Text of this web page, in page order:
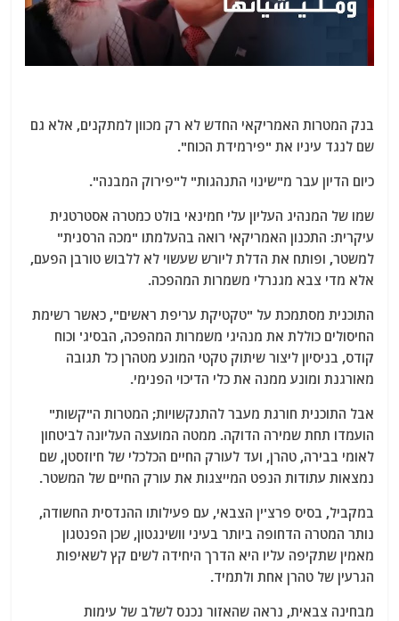
בנק המטרות האמריקאי החדש לא רק מכוון למתקנים, אלא גם
שם לנגד עיניו את "פירמידת הכוח".
כיום הדיון עבר מ"שינוי התנהגות" ל"פירוק המבנה".
שמו של המנהיג העליון עלי חמינאי בולט כמטרה אסטרטגית
עיקרית: התכנון האמריקאי רואה בהעלמתו "מכה הרסנית"
למשטר, ופותח את הדלת ליורש שעשוי לא ללבוש טורבן הפעם,
אלא מדי צבא מגנרלי משמרות המהפכה.
התוכנית מסתמכת על "טקטיקת עריפת ראשים", כאשר רשימת
החיסולים כוללת את מנהיגי משמרות המהפכה, הבסיג' וכוח
קודס, בניסיון ליצור שיתוק טקטי המונע מטהרן כל תגובה
מאורגנת ומונע ממנה את כלי הדיכוי הפנימי.
אבל התוכנית חורגת מעבר להתנקשויות; המטרות ה"קשות"
הועמדו תחת שמירה הדוקה. ממטה המועצה העליונה לביטחון
לאומי בבירה, טהרן, ועד לעורק החיים הכלכלי של ח'וזסטן, שם
נמצאות עתודות הנפט המייצגות את עורק החיים של המשטר.
במקביל, בסיס פרצ'ין הצבאי, עם פעילותו ההנדסית החשודה,
נותר המטרה הדחופה ביותר בעיני וושינגטון, שכן הפנטגון
מאמין שתקיפה עליו היא הדרך היחידה לשים קץ לשאיפות
הגרעין של טהרן אחת ולתמיד.
מבחינה צבאית, נראה שהאזור נכנס לשלב של עימות